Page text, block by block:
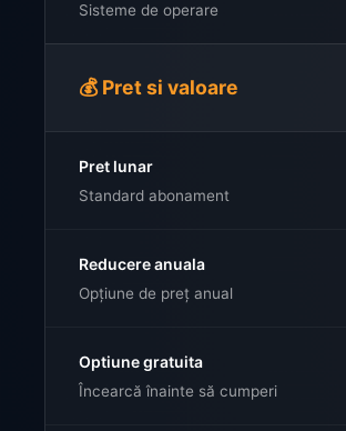
Sisteme de operare
💰 Pret si valoare
Pret lunar
Standard abonament
Reducere anuala
Opțiune de preț anual
Optiune gratuita
Încearcă înainte să cumperi